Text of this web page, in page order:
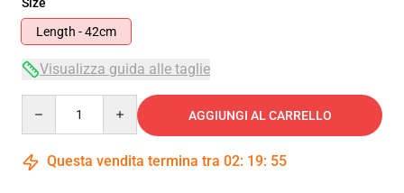
Length - 42cm
Visualizza guida alle taglie
AGGIUNGI AL CARRELLO
Questa vendita termina tra 02: 19: 54